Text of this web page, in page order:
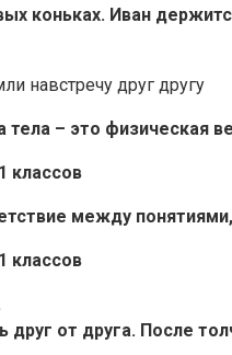
коньках. Иван
навстречу друг другу
тела – это физическая
между
друг от друга. После